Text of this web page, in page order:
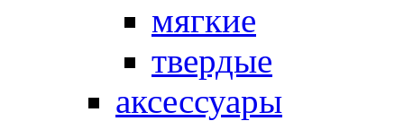
мягкие
твердые
аксессуары